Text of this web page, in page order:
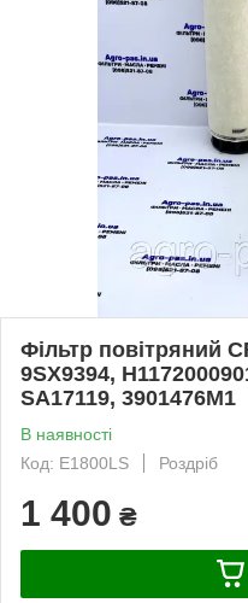
Фільтр повітряний
9SX9394,
SA17119, 3901476M1
В наявності
Код: E1800LS
Роздріб
1 400 ₴